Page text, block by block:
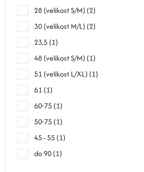
28 (velikost S/M) 2
30 (velikost M/L) 2
23,5 1
48 (velikost S/M) 1
51 (velikost L/XL) 1
61 1
60-75 1
50-75 1
45 - 55 1
do 90 1